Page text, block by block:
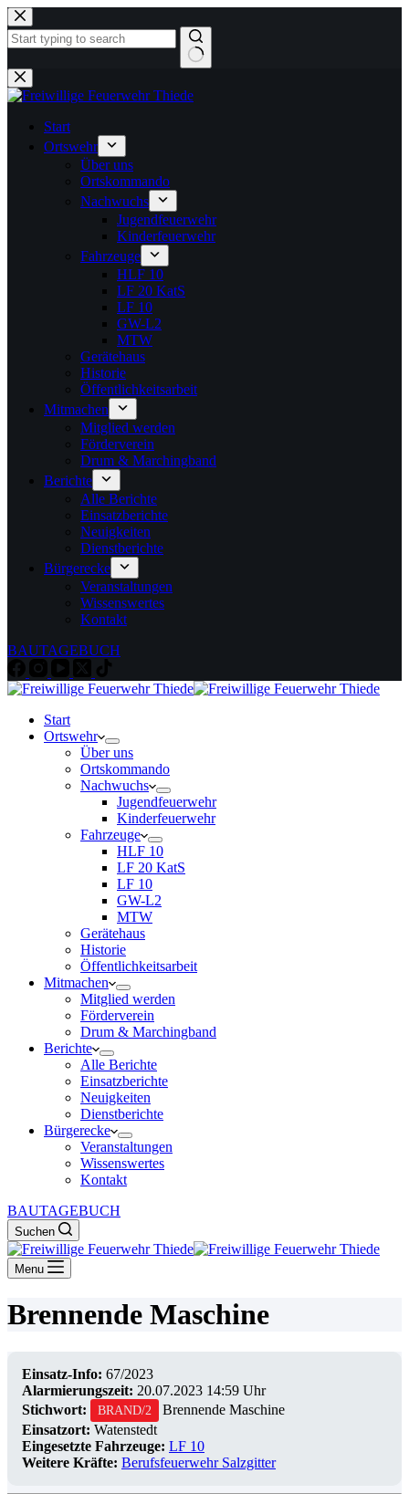
Zum
Inhalt
springen
Keine
Ergebnisse
Start
Ortswehr
Über uns
Ortskommando
Nachwuchs
Jugendfeuerwehr
Kinderfeuerwehr
Fahrzeuge
HLF 10
LF 20 KatS
LF 10
GW-L2
MTW
Gerätehaus
Historie
Öffentlichkeitsarbeit
Mitmachen
Mitglied werden
Förderverein
Drum & Marchingband
Berichte
Alle Berichte
Einsatzberichte
Neuigkeiten
Dienstberichte
Bürgerecke
Veranstaltungen
Wissenswertes
Kontakt
BAUTAGEBUCH
Start
Ortswehr
Über uns
Ortskommando
Nachwuchs
Jugendfeuerwehr
Kinderfeuerwehr
Fahrzeuge
HLF 10
LF 20 KatS
LF 10
GW-L2
MTW
Gerätehaus
Historie
Öffentlichkeitsarbeit
Mitmachen
Mitglied werden
Förderverein
Drum & Marchingband
Berichte
Alle Berichte
Einsatzberichte
Neuigkeiten
Dienstberichte
Bürgerecke
Veranstaltungen
Wissenswertes
Kontakt
BAUTAGEBUCH
Suchen
Menu
Brennende Maschine
Einsatz-Info: 67/2023
Alarmierungszeit: 20.07.2023 14:59 Uhr
Stichwort:
BRAND/2
Brennende Maschine
Einsatzort: Watenstedt
Eingesetzte Fahrzeuge: LF 10
Weitere Kräfte: Berufsfeuerwehr Salzgitter